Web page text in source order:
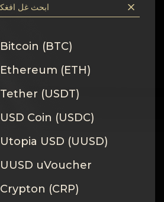
Bitcoin (BTC)
Ethereum (ETH)
Tether (USDT)
USD Coin (USDC)
Utopia USD (UUSD)
UUSD uVoucher
Crypton (CRP)